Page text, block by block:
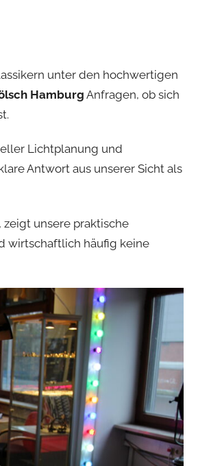
unter den hochwertigen
HamburgAnfragen, ob sich
Lichtplanung und
Antwort aus unserer Sicht als
unsere praktische
wirtschaftlich häufig keine